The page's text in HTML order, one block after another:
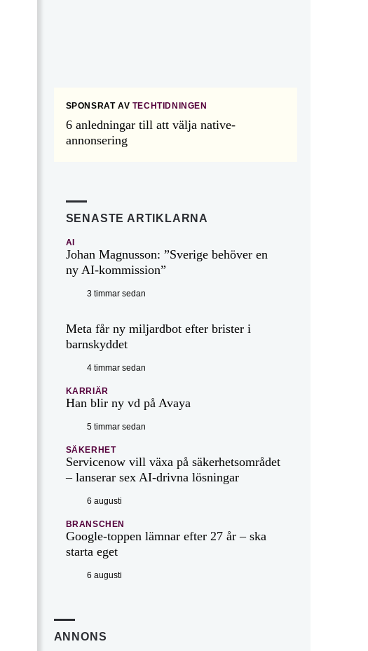
SPONSRAT AV TECHTIDNINGEN
6 anledningar till att välja native-
annonsering
SENASTE ARTIKLARNA
AI
Johan Magnusson: ”Sverige behöver en
ny AI-kommission”
3 timmar sedan
Meta får ny miljardbot efter brister i
barnskyddet
4 timmar sedan
KARRIÄR
Han blir ny vd på Avaya
5 timmar sedan
SÄKERHET
Servicenow vill växa på säkerhetsområdet
– lanserar sex AI-drivna lösningar
6 augusti
BRANSCHEN
Google-toppen lämnar efter 27 år – ska
starta eget
6 augusti
ANNONS